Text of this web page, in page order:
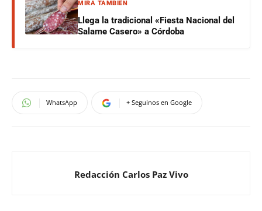
MIRÁ TAMBIÉN
Llega la tradicional «Fiesta Nacional del
Salame Casero» a Córdoba
WhatsApp + Seguinos en Google
Redacción Carlos Paz Vivo